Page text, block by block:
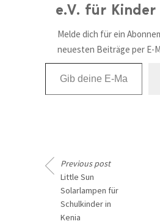
e.V. für
Melde dich für ein
neuesten Beiträge per E-
Gib deine E-Mail-Adresse ein ...
Previous post
Little Sun
Solarlampen für
Schulkinder in
Kenia